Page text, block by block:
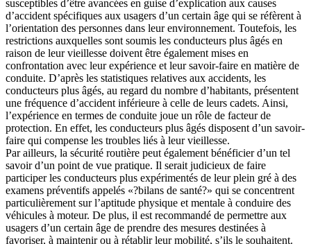
susceptibles d’être avancées en guise d’explication aux causes
d’accident spécifiques aux usagers d’un certain âge qui se réfèrent à
l’orientation des personnes dans leur environnement. Toutefois, les
restrictions auxquelles sont soumis les conducteurs plus âgés en
raison de leur vieillesse doivent être également mises en
confrontation avec leur expérience et leur savoir-faire en matière de
conduite. D’après les statistiques relatives aux accidents, les
conducteurs plus âgés, au regard du nombre d’habitants, présentent
une fréquence d’accident inférieure à celle de leurs cadets. Ainsi,
l’expérience en termes de conduite joue un rôle de facteur de
protection. En effet, les conducteurs plus âgés disposent d’un savoir-
faire qui compense les troubles liés à leur vieillesse.
Par ailleurs, la sécurité routière peut également bénéficier d’un tel
savoir d’un point de vue pratique. Il serait judicieux de faire
participer les conducteurs plus expérimentés de leur plein gré à des
examens préventifs appelés «?bilans de santé?» qui se concentrent
particulièrement sur l’aptitude physique et mentale à conduire des
véhicules à moteur. De plus, il est recommandé de permettre aux
usagers d’un certain âge de prendre des mesures destinées à
favoriser, à maintenir ou à rétablir leur mobilité, s’ils le souhaitent.